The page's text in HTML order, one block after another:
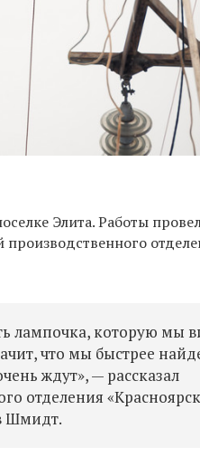
Элита. Работы
лампочка, которую мы
что мы быстрее
ждут», — рассказал
отделения
Шмидт.